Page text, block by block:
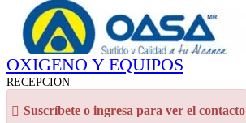
OXIGENO Y EQUIPOS
RECEPCION
Suscríbete o ingresa para ver el contacto